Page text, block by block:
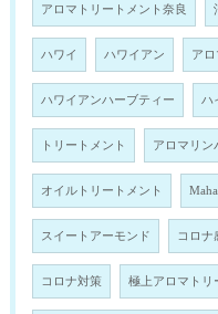
アロマトリートメント奈良
ハワイ ハワイアン ア
ハワイアンハーブティー ハ
トリートメント アロマリン
オイルトリートメント
スイートアーモンド コロナ
コロナ対策 極上アロマトリ